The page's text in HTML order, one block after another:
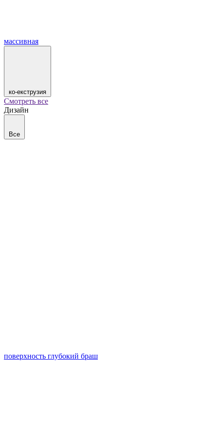
массивная
ко-екструзия
Смотреть все
Дизайн
Все
поверхность глубокий браш